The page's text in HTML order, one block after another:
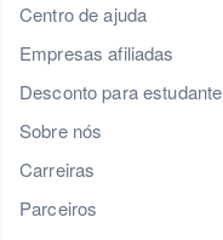
Centro de ajuda
Empresas afiliadas
Desconto para estudante
Sobre nós
Carreiras
Parceiros